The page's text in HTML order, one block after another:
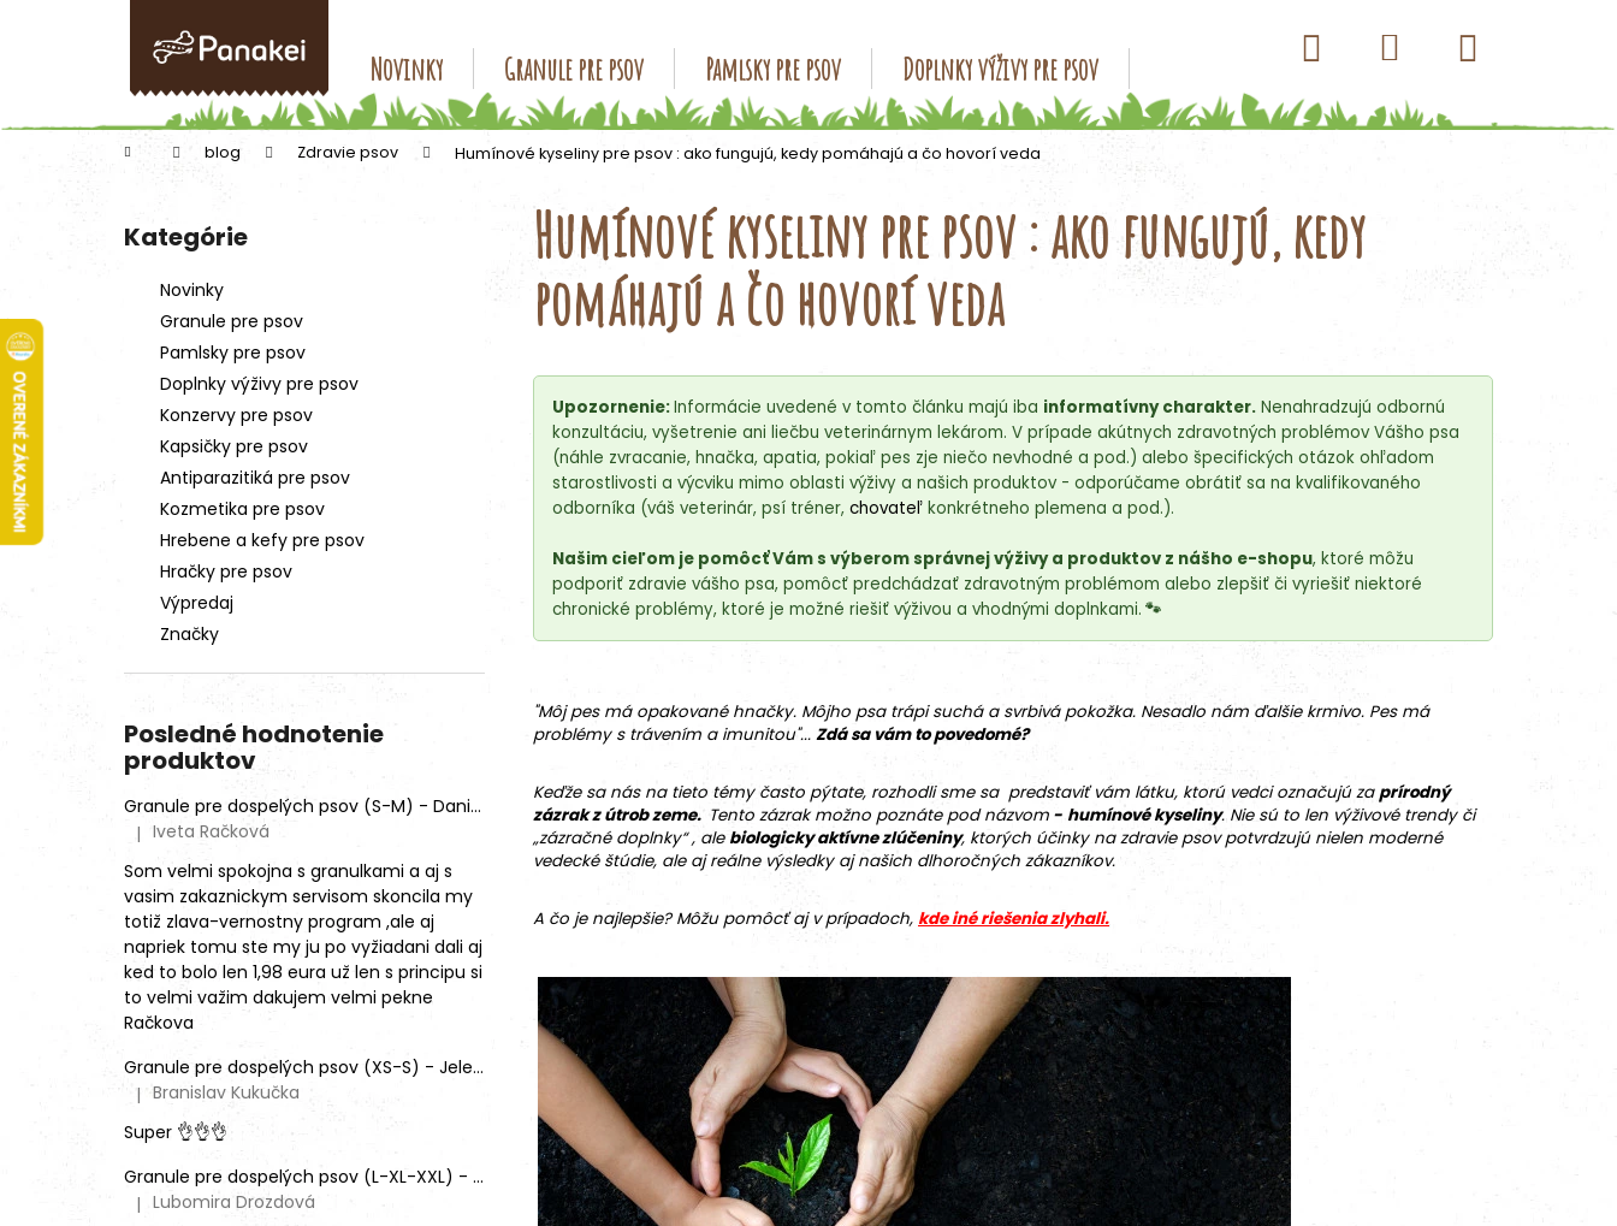
Novinky Granule pre psov Pamlsky pre psov Doplnky výživy pre psov Konzervy pre psov Kapsičky pre psov
Hľadať Prihlásenie
košík
Domov blog Zdravie psov Humínové kyseliny pre psov : ako fungujú, kedy pomáhajú a čo hovorí veda
Preskočiť
kategórie
Kategórie
Novinky
Granule pre psov
Pamlsky pre psov
Doplnky výživy pre psov
Konzervy pre psov
Kapsičky pre psov
Antiparazitiká pre psov
Kozmetika pre psov
Hrebene a kefy pre psov
Hračky pre psov
Výpredaj
Značky
Posledné hodnotenie
produktov
Granule pre dospelých psov (S-M) - Daniel škvrnitý (SENSITIVE)
18kg (2x9kg)
Hodnotenie produktu je 5 z 5 hviezdičiek.
| Iveta Račková
Som velmi spokojna s granulkami a aj s
vasim zakaznickym servisom skoncila my
totiž zlava-vernostny program ,ale aj
napriek tomu ste my ju po vyžiadani dali aj
ked to bolo len 1,98 eura už len s principu si
to velmi važim dakujem velmi pekne
Račkova
Granule pre dospelých psov (XS-S) - Jeleň lesný (SENSITIVE) 9kg
Hodnotenie produktu je 5 z 5 hviezdičiek.
| Branislav Kukučka
Super 👌👌👌
Granule pre dospelých psov (L-XL-XXL) - Mix rôznych príchutí (3ks)
27kg (3x9kg)
Hodnotenie produktu je 5 z 5 hviezdičiek.
| Lubomira Drozdová
Humínové kyseliny pre psov : ako fungujú, kedy
pomáhajú a čo hovorí veda
Upozornenie:Informácie uvedené v tomto článku majú iba informatívny charakter. Nenahradzujú odbornú
konzultáciu, vyšetrenie ani liečbu veterinárnym lekárom. V prípade akútnych zdravotných problémov Vášho psa
(náhle zvracanie, hnačka, apatia, pokiaľ pes zje niečo nevhodné a pod.) alebo špecifických otázok ohľadom
starostlivosti a výcviku mimo oblasti výživy a našich produktov - odporúčame obrátiť sa na kvalifikovaného
odborníka (váš veterinár, psí tréner, chovateľ konkrétneho plemena a pod.).
Našim cieľom je pomôcť Vám s výberom správnej výživy a produktov z nášho e-shopu, ktoré môžu
podporiť zdravie vášho psa, pomôcť predchádzať zdravotným problémom alebo zlepšiť či vyriešiť niektoré
chronické problémy, ktoré je možné riešiť výživou a vhodnými doplnkami. 🐾
"Môj pes má opakované hnačky. Môjho psa trápi suchá a svrbivá pokožka. Nesadlo nám ďalšie krmivo. Pes má
problémy s trávením a imunitou"... Zdá sa vám to povedomé?
Keďže sa nás na tieto témy často pýtate, rozhodli sme sa predstaviť vám látku, ktorú vedci označujú zaprírodný
zázrak z útrob zeme. Tento zázrak možno poznáte pod názvom - humínové kyseliny. Nie sú to len výživové trendy či
„zázračné doplnky“ , ale biologicky aktívne zlúčeniny, ktorých účinky na zdravie psov potvrdzujú nielen moderné
vedecké štúdie, ale aj reálne výsledky aj našich dlhoročných zákazníkov.
A čo je najlepšie? Môžu pomôcť aj v prípadoch, kde iné riešenia zlyhali.
k
obchodu
obchodu
Čo potrebujete nájsť?
HĽADAŤ
Odporúčame